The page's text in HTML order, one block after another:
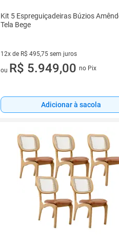
Kit 5 Espreguiçadeiras Búzios
Tela Bege
12x de R$ 495,75 sem juros
12 vez de R$ 495,75 sem juros
ou R$ 5.949,00 no Pix
Adicionar à sacola